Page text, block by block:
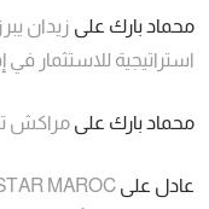
محماد بارك على زيدان
استراتيجية للاستثمار في
محماد بارك على مراكش
عادل على